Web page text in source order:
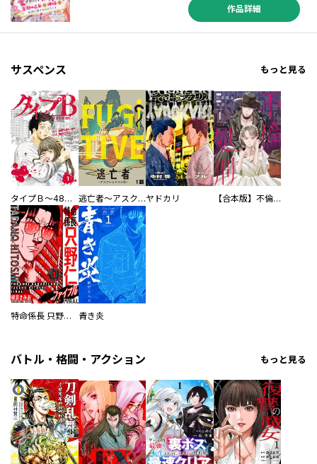
作品詳細
サスペンス もっと見る
タイプＢ～48時間後、致死率100％～【単話】 逃亡者～アスクレピオスの杖～ヤドカリ 【合本版】不倫処刑
特命係長 只野仁ファイナル 愛蔵版 青き炎
バトル・格闘・アクション もっと見る